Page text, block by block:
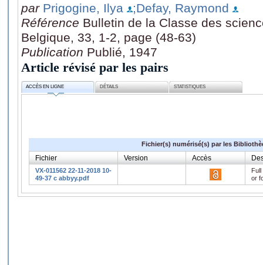
par Prigogine, Ilya
;Defay, Raymond
Référence Bulletin de la Classe des
Belgique, 33, 1-2, page (48-63)
Publication Publié, 1947
Article révisé par les pairs
ACCÈS EN LIGNE DÉTAILS STATISTIQUES
Fichier(s) numérisé(s) par les
Fichier Version Accès
VX-011562 22-11-2018 10-
49-37 c abbyy.pdf
or